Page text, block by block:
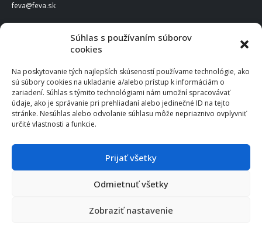
Súhlas s používaním súborov
cookies
Na poskytovanie tých najlepších skúseností používame technológie, ako
sú súbory cookies na ukladanie a/alebo prístup k informáciám o
zariadení. Súhlas s týmito technológiami nám umožní spracovávať
údaje, ako je správanie pri prehliadaní alebo jedinečné ID na tejto
stránke. Nesúhlas alebo odvolanie súhlasu môže nepriaznivo ovplyvniť
určité vlastnosti a funkcie.
Prijať všetky
Odmietnuť všetky
Zobraziť nastavenie
feva@feva.sk
FEVA Slovakia SK s.r.o.
831 04 Bratislava
IČO: 50922688
DIČ: 2120539388
IČ DPH: SK2120539388
Po – Pia: 8:00 – 16:30